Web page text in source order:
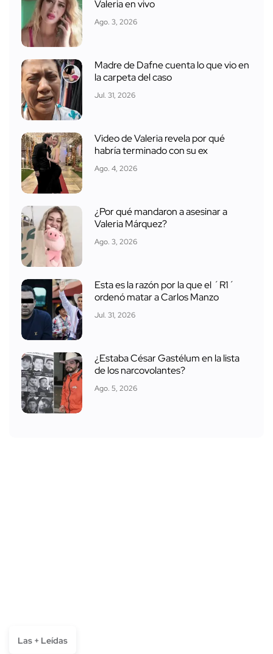
Valeria en vivo
Ago. 3, 2026
Madre de Dafne cuenta lo que vio en
la carpeta del caso
Jul. 31, 2026
Video de Valeria revela por qué
habría terminado con su ex
Ago. 4, 2026
¿Por qué mandaron a asesinar a
Valeria Márquez?
Ago. 3, 2026
Esta es la razón por la que el ´R1´
ordenó matar a Carlos Manzo
Jul. 31, 2026
¿Estaba César Gastélum en la lista
de los narcovolantes?
Ago. 5, 2026
Las + Leídas